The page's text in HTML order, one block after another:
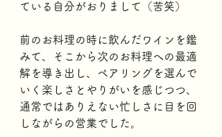
ている自分がおりまして（苦笑）
前のお料理の時に飲んだワインを鑑
みて、そこから次のお料理への最適
解を導き出し、ペアリングを選んで
いく楽しさとやりがいを感じつつ、
通常ではありえない忙しさに目を回
しながらの営業でした。